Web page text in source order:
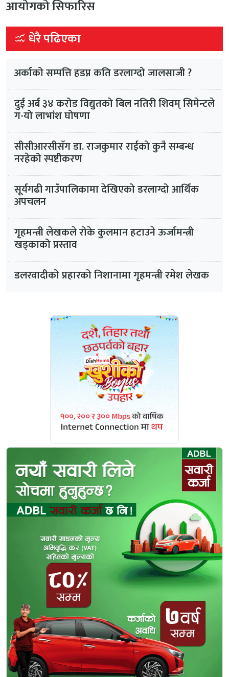
आयोगको सिफारिस
धेरै पढिएका
अर्काको सम्पत्ति हडप्न कति डरलाग्दो जालसाजी ?
दुई अर्ब ३४ करोड विद्युतको बिल नतिरी शिवम् सिमेन्टले
ग-यो लाभांश घोषणा
सीसीआरसीसँग डा. राजकुमार राईको कुनै सम्बन्ध
नरहेको स्पष्टीकरण
सूर्यगढी गाउँपालिकामा देखिएको डरलाग्दो आर्थिक
अपचलन
गृहमन्त्री लेखकले रोके कुलमान हटाउने ऊर्जामन्त्री
खड्काको प्रस्ताव
डलरवादीको प्रहारको निशानामा गृहमन्त्री रमेश लेखक